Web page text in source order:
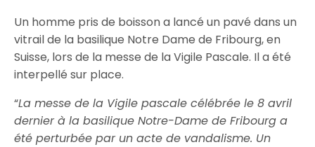
Un homme pris de boisson a lancé un pavé dans un
vitrail de la basilique Notre Dame de Fribourg, en
Suisse, lors de la messe de la Vigile Pascale. Il a été
interpellé sur place.
“La messe de la Vigile pascale célébrée le 8 avril
dernier à la basilique Notre-Dame de Fribourg a
été perturbée par un acte de vandalisme. Un